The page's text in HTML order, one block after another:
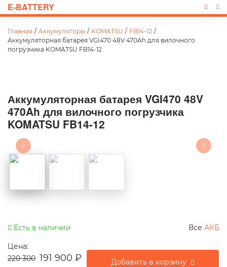
E-BATTERY
Главная / Аккумуляторы / KOMATSU / FB14-12 /
Аккумуляторная батарея VGI470 48V 470Ah для вилочного
погрузчика KOMATSU FB14-12
Аккумуляторная батарея VGI470 48V
470Ah для вилочного погрузчика
KOMATSU FB14-12
Есть в наличии Все АКБ
Цена:
220 300 191 900 ₽ Добавить в корзину